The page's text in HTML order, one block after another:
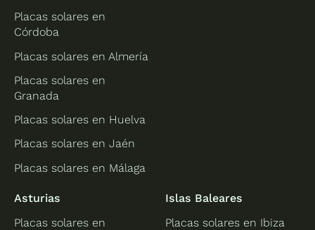
Placas solares en
Córdoba
Placas solares en Almería
Placas solares en
Granada
Placas solares en Huelva
Placas solares en Jaén
Placas solares en Málaga
Asturias
Placas solares en
Islas Baleares
Placas solares en Ibiza